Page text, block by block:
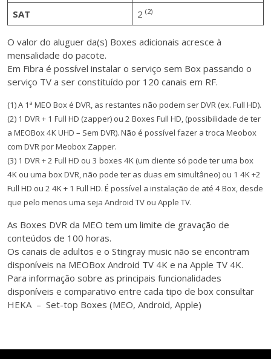
SAT 2 (2)
O valor do aluguer da(s) Boxes adicionais acresce à
mensalidade do pacote.
Em Fibra é possível instalar o serviço sem Box passando o
serviço TV a ser constituído por 120 canais em RF.
(1) A 1ª MEO Box é DVR, as restantes não podem ser DVR (ex. Full HD).
(2) 1 DVR + 1 Full HD (zapper) ou 2 Boxes Full HD, (possibilidade de ter
a MEOBox 4K UHD – Sem DVR). Não é possível fazer a troca Meobox
com DVR por Meobox Zapper.
(3) 1 DVR + 2 Full HD ou 3 boxes 4K (um cliente só pode ter uma box
4K ou uma box DVR, não pode ter as duas em simultâneo) ou 1 4K +2
Full HD ou 2 4K + 1 Full HD. É possível a instalação de até 4 Box, desde
que pelo menos uma seja Android TV ou Apple TV.
As Boxes DVR da MEO tem um limite de gravação de
conteúdos de 100 horas.
Os canais de adultos e o Stingray music não se encontram
disponíveis na MEOBox Android TV 4K e na Apple TV 4K.
Para informação sobre as principais funcionalidades
disponíveis e comparativo entre cada tipo de box consultar
HEKA – Set-top Boxes (MEO, Android, Apple)